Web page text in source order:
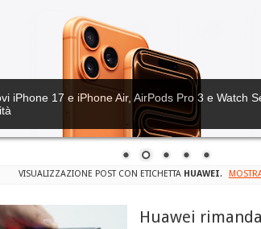
iPhone 17 e iPhone Air, AirPods Pro 3 e Watch
VISUALIZZAZIONE POST CON ETICHETTA HUAWEI.
Huawei